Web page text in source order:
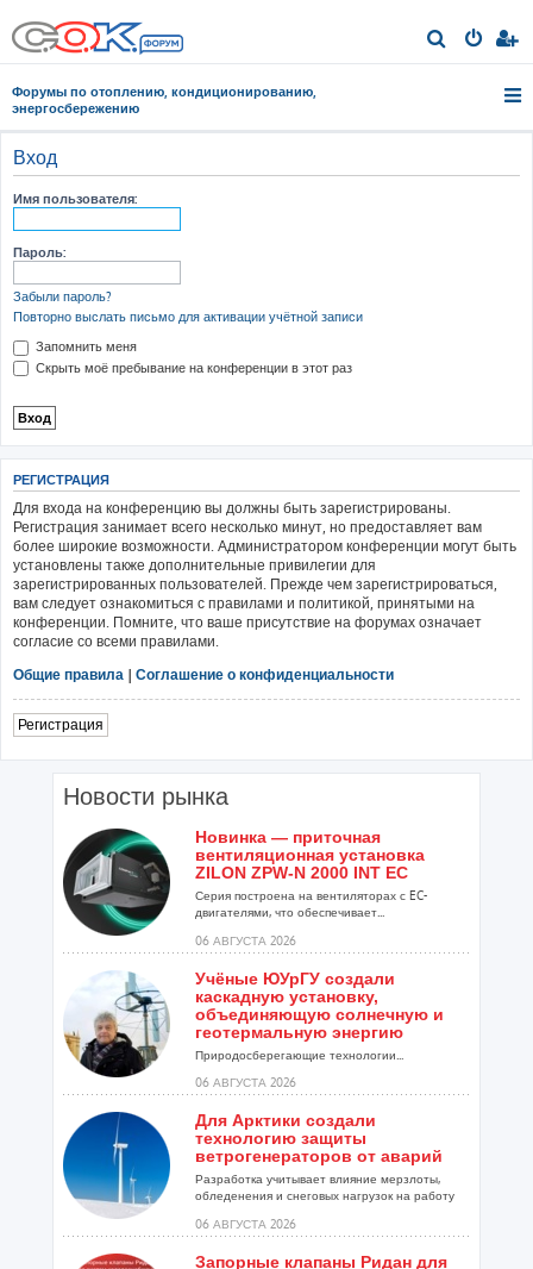
о
Форумы по отоплению, кондиционированию,
энергосбережению
Вход
Имя пользователя:
Пароль:
Забыли пароль?
Повторно выслать письмо для активации учётной записи
Запомнить меня
Скрыть моё пребывание на конференции в этот раз
РЕГИСТРАЦИЯ
Для входа на конференцию вы должны быть зарегистрированы.
Регистрация занимает всего несколько минут, но предоставляет вам
более широкие возможности. Администратором конференции могут быть
установлены также дополнительные привилегии для
зарегистрированных пользователей. Прежде чем зарегистрироваться,
вам следует ознакомиться с правилами и политикой, принятыми на
конференции. Помните, что ваше присутствие на форумах означает
согласие со всеми правилами.
Общие правила | Соглашение о конфиденциальности
Регистрация
Новости рынка
Новинка — приточная
вентиляционная установка
ZILON ZPW-N 2000 INT EC
Серия построена на вентиляторах с EC-
двигателями, что обеспечивает...
06 АВГУСТА 2026
Учёные ЮУрГУ создали
каскадную установку,
объединяющую солнечную и
геотермальную энергию
Природосберегающие технологии...
06 АВГУСТА 2026
Для Арктики создали
технологию защиты
ветрогенераторов от аварий
Разработка учитывает влияние мерзлоты,
обледенения и снеговых нагрузок на работу
06 АВГУСТА 2026
Запорные клапаны Ридан для